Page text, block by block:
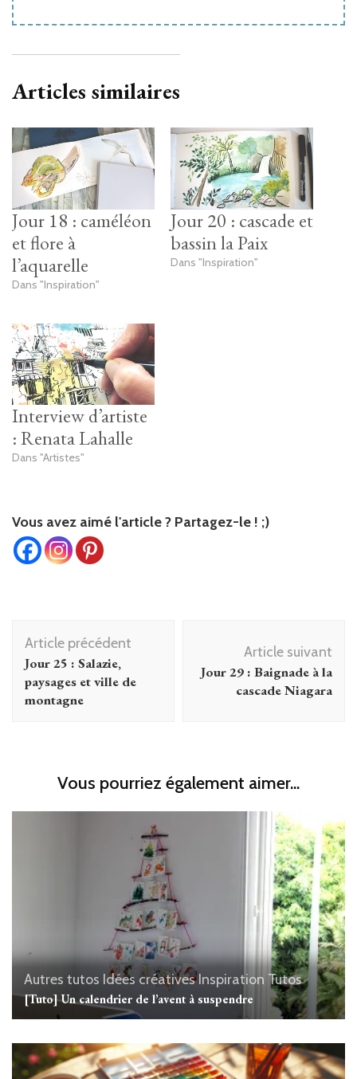
Articles similaires
Jour 18 : caméléon
et flore à
l’aquarelle
Dans "Inspiration"
Jour 20 : cascade et
bassin la Paix
Dans "Inspiration"
Interview d’artiste
: Renata Lahalle
Dans "Artistes"
Vous avez aimé l'article ? Partagez-le ! ;)
Navigation
d'article
Article précédent
Jour 25 : Salazie,
paysages et ville de
montagne
Article suivant
Jour 29 : Baignade à la
cascade Niagara
Vous pourriez également aimer...
Autres tutos Idées créatives Inspiration Tutos
[Tuto] Un calendrier de l’avent à suspendre